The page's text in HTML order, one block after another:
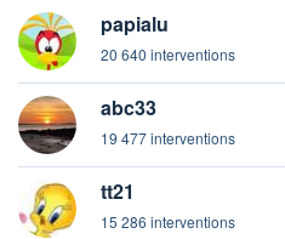
papialu
20 640 interventions
abc33
19 477 interventions
tt21
15 286 interventions